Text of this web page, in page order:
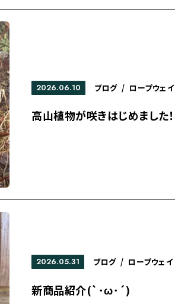
2026.06.10 ブログ / ロープウェイ
高山植物が咲きはじめました！
2026.05.31 ブログ / ロープウェイ
新商品紹介(`･ω･´)